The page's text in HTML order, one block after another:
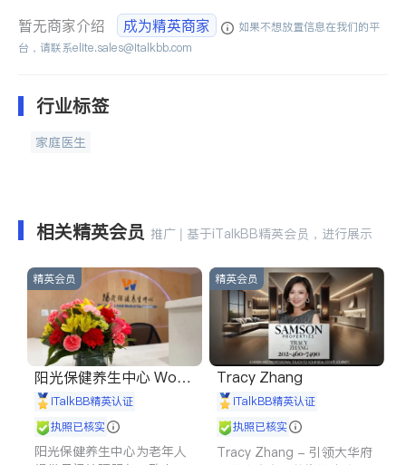
暂无商家介绍 成为精英商家
如果不想放置信息在我们的平
台，请联系elite.sales@italkbb.com
行业标签
家庭医生
相关精英会员 推广 | 基于iTalkBB精英会员，进行展示
精英会员
阳光保健养生中心 World
shine
iTalkBB精英认证
执照已核实
阳光保健养生中心为老年人
精英会员
Tracy Zhang
iTalkBB精英认证
执照已核实
Tracy Zhang - 引领大华府